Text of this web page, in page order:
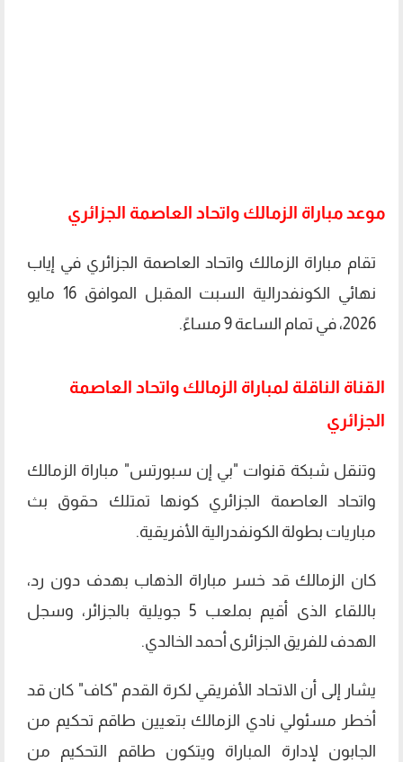
موعد مباراة الزمالك واتحاد العاصمة الجزائري
تقام مباراة الزمالك واتحاد العاصمة الجزائري في إياب
نهائي الكونفدرالية السبت المقبل الموافق 16 مايو
2026، في تمام الساعة 9 مساءً.
القناة الناقلة لمباراة الزمالك واتحاد العاصمة
الجزائري
وتنقل شبكة قنوات "بي إن سبورتس" مباراة الزمالك
واتحاد العاصمة الجزائري كونها تمتلك حقوق بث
مباريات بطولة الكونفدرالية الأفريقية.
كان الزمالك قد خسر مباراة الذهاب بهدف دون رد،
باللقاء الذى أقيم بملعب 5 جويلية بالجزائر، وسجل
الهدف للفريق الجزائرى أحمد الخالدي.
يشار إلى أن الاتحاد الأفريقي لكرة القدم "كاف" كان قد
أخطر مسئولي نادي الزمالك بتعيين طاقم تحكيم من
الجابون لإدارة المباراة ويتكون طاقم التحكيم من